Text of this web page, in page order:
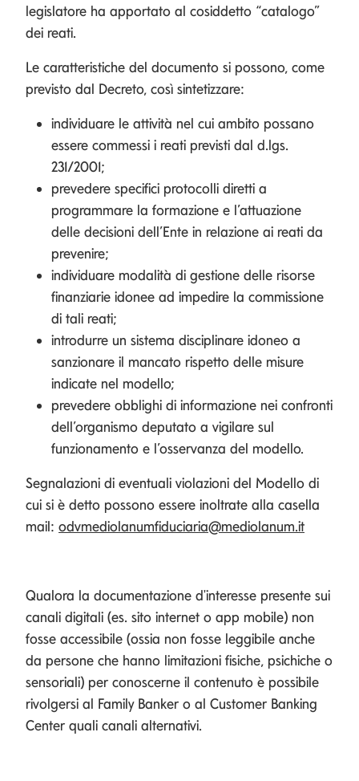
legislatore ha apportato al cosiddetto “catalogo”
dei reati.
Le caratteristiche del documento si possono, come
previsto dal Decreto, così sintetizzare:
individuare le attività nel cui ambito possano
essere commessi i reati previsti dal d.lgs.
231/2001;
prevedere specifici protocolli diretti a
programmare la formazione e l’attuazione
delle decisioni dell’Ente in relazione ai reati da
prevenire;
individuare modalità di gestione delle risorse
finanziarie idonee ad impedire la commissione
di tali reati;
introdurre un sistema disciplinare idoneo a
sanzionare il mancato rispetto delle misure
indicate nel modello;
prevedere obblighi di informazione nei confronti
dell’organismo deputato a vigilare sul
funzionamento e l’osservanza del modello.
Segnalazioni di eventuali violazioni del Modello di
cui si è detto possono essere inoltrate alla casella
mail: odvmediolanumfiduciaria@mediolanum.it
Qualora la documentazione d'interesse presente sui
canali digitali (es. sito internet o app mobile) non
fosse accessibile (ossia non fosse leggibile anche
da persone che hanno limitazioni fisiche, psichiche o
sensoriali) per conoscerne il contenuto è possibile
rivolgersi al Family Banker o al Customer Banking
Center quali canali alternativi.